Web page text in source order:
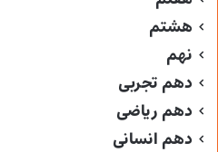
هشتم
نهم
دهم تجربی
دهم ریاضی
دهم انسانی